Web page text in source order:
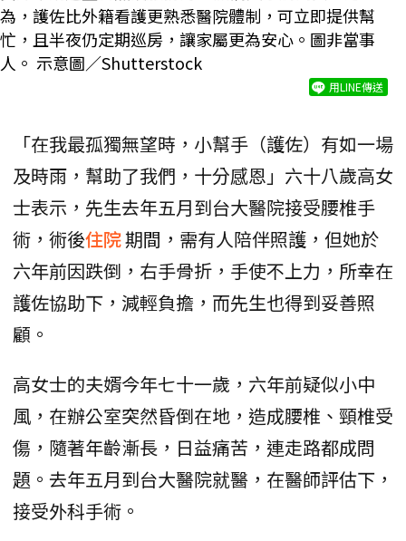
為，護佐比外籍看護更熟悉醫院體制，可立即提供幫
忙，且半夜仍定期巡房，讓家屬更為安心。圖非當事
人。 示意圖／Shutterstock
用LINE傳送
「在我最孤獨無望時，小幫手（護佐）有如一場
及時雨，幫助了我們，十分感恩」六十八歲高女
士表示，先生去年五月到台大醫院接受腰椎手
術，術後住院期間，需有人陪伴照護，但她於
六年前因跌倒，右手骨折，手使不上力，所幸在
護佐協助下，減輕負擔，而先生也得到妥善照
顧。
高女士的夫婿今年七十一歲，六年前疑似小中
風，在辦公室突然昏倒在地，造成腰椎、頸椎受
傷，隨著年齡漸長，日益痛苦，連走路都成問
題。去年五月到台大醫院就醫，在醫師評估下，
接受外科手術。